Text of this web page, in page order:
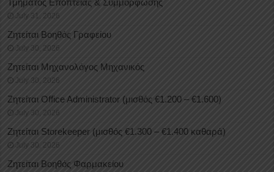
July 31, 2026
Ζητείται Βοηθός Γραφείου
July 30, 2026
Ζητείται Μηχανολόγος Μηχανικός
July 30, 2026
Ζητείται Office Administrator (μισθός €1.200 – €1.600)
July 30, 2026
Ζητείται Storekeeper (μισθός €1.300 – €1.400 καθαρά)
July 30, 2026
Ζητείται Βοηθός Φαρμακείου